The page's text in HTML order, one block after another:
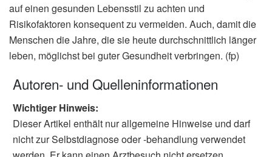
auf einen gesunden Lebensstil zu achten und
Risikofaktoren konsequent zu vermeiden. Auch, damit die
Menschen die Jahre, die sie heute durchschnittlich länger
leben, möglichst bei guter Gesundheit verbringen. (fp)
Autoren- und Quelleninformationen
Wichtiger Hinweis:
Dieser Artikel enthält nur allgemeine Hinweise und darf
nicht zur Selbstdiagnose oder -behandlung verwendet